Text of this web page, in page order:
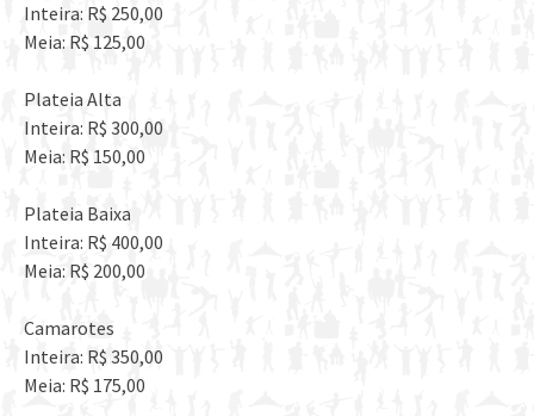
Inteira: R$ 250,00
Meia: R$ 125,00
Plateia Alta
Inteira: R$ 300,00
Meia: R$ 150,00
Plateia Baixa
Inteira: R$ 400,00
Meia: R$ 200,00
Camarotes
Inteira: R$ 350,00
Meia: R$ 175,00